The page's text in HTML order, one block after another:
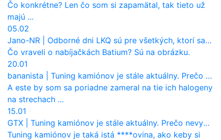
Čo konkrétne? Len čo som si zapamätal, tak tieto už
majú ...
05.02
Jano-NR
Odborné dni LKQ sú pre všetkých, ktorí sa chcú dozvedieť niečo viac
Čo vraveli o nabíjačkách Batium? Sú na obrázku.
20.01
bananista
Tuning kamiónov je stále aktuálny. Prečo nevyhynul ako pri osobákoch?
A este by som sa poriadne zameral na tie ich halogeny
na strechach ...
15.01
GTX
Tuning kamiónov je stále aktuálny. Prečo nevyhynul ako pri osobákoch?
Tuning kamiónov je taká istá ****ovina, ako keby si